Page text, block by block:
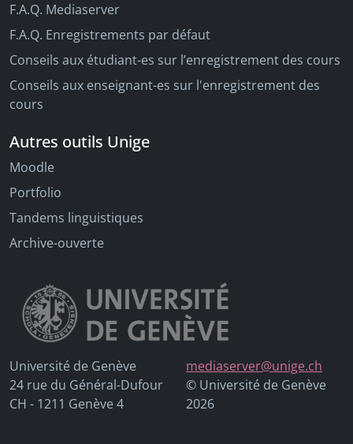
F.A.Q. Mediaserver
F.A.Q. Enregistrements par défaut
Conseils aux étudiant-es sur l’enregistrement des cours
Conseils aux enseignant-es sur l'enregistrement des
cours
Autres outils Unige
Moodle
Portfolio
Tandems linguistiques
Archive-ouverte
Université de Genève
24 rue du Général-Dufour
CH - 1211 Genève 4
mediaserver@unige.ch
© Université de Genève
2026